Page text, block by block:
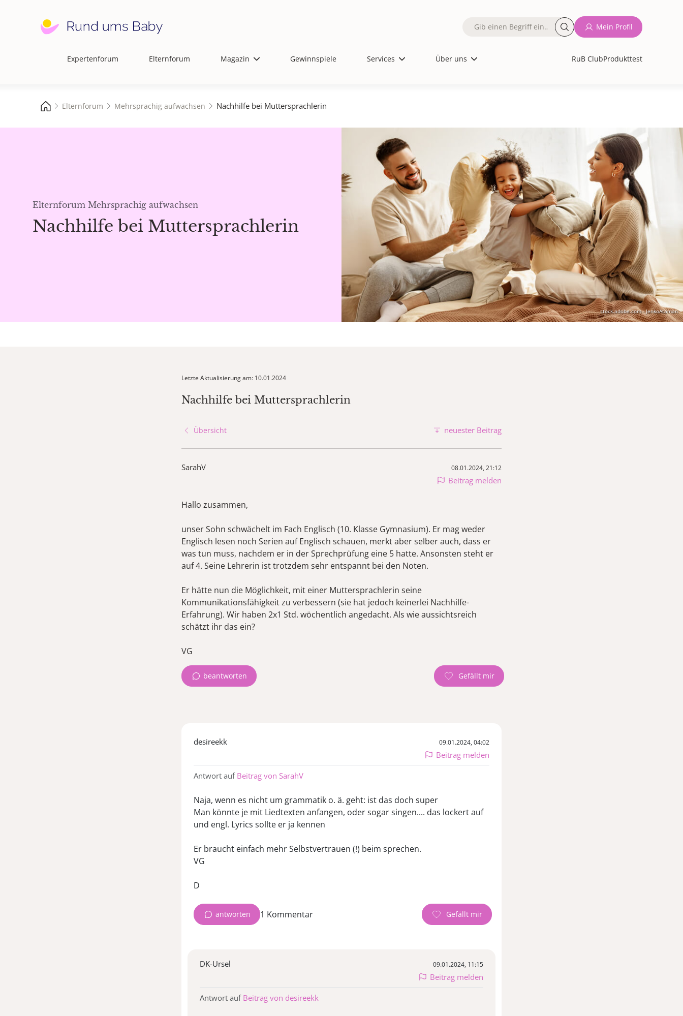
Hauptnavigation
Expertenforum Elternforum Magazin Gewinnspiele Services Über uns RuB ClubProdukttest
Fulltext
Mein Profil
Elternforum Mehrsprachig aufwachsen Nachhilfe bei Muttersprachlerin
Elternforum Mehrsprachig aufwachsen
Nachhilfe bei Muttersprachlerin
stock.adobe.com - JenkoAtaman
Letzte Aktualisierung am: 10.01.2024
Nachhilfe bei Muttersprachlerin
Übersicht neuester Beitrag
SarahV 08.01.2024, 21:12
Beitrag melden
Hallo zusammen,
unser Sohn schwächelt im Fach Englisch (10. Klasse Gymnasium). Er mag weder
Englisch lesen noch Serien auf Englisch schauen, merkt aber selber auch, dass er
was tun muss, nachdem er in der Sprechprüfung eine 5 hatte. Ansonsten steht er
auf 4. Seine Lehrerin ist trotzdem sehr entspannt bei den Noten.
Er hätte nun die Möglichkeit, mit einer Muttersprachlerin seine
Kommunikationsfähigkeit zu verbessern (sie hat jedoch keinerlei Nachhilfe-
Erfahrung). Wir haben 2x1 Std. wöchentlich angedacht. Als wie aussichtsreich
schätzt ihr das ein?
VG
beantworten
desireekk 09.01.2024, 04:02
Beitrag melden
Antwort auf Beitrag von SarahV
Naja, wenn es nicht um grammatik o. ä. geht: ist das doch super
Man könnte je mit Liedtexten anfangen, oder sogar singen.... das lockert auf
und engl. Lyrics sollte er ja kennen
Er braucht einfach mehr Selbstvertrauen (!) beim sprechen.
VG
D
antworten 1 Kommentar
DK-Ursel 09.01.2024, 11:15
Beitrag melden
Antwort auf Beitrag von desireekk